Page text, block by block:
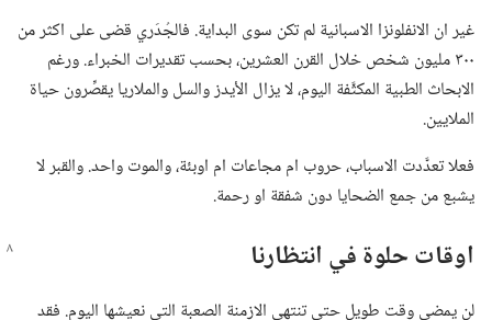
غير ان الانفلونزا الاسبانية لم تكن سوى البداية.‏ فالجُدَري قضى على اكثر من
٣٠٠ مليون شخص خلال القرن العشرين،‏ بحسب تقديرات الخبراء.‏ ورغم
الابحاث الطبية المكثَّفة اليوم،‏ لا يزال الأيدز والسل والملاريا يقصِّرون حياة
الملايين.‏
فعلا تعدَّدت الاسباب،‏ حروب ام مجاعات ام اوبئة،‏ والموت واحد.‏ والقبر لا
يشبع من جمع الضحايا دون شفقة او رحمة.‏
اوقات حلوة في انتظارنا
لن يمضي وقت طويل حتى تنتهي الازمنة الصعبة التي نعيشها اليوم.‏ فقد